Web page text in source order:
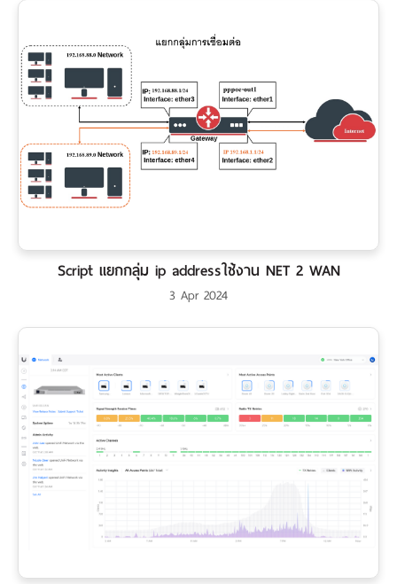
Script แยกกลุ่ม ip addressใช้งาน NET 2 WAN
3 Apr 2024